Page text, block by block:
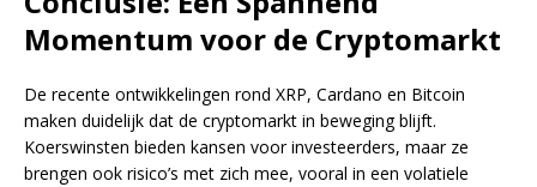
Momentum voor de Cryptomarkt
De recente ontwikkelingen rond XRP, Cardano en Bitcoin
maken duidelijk dat de cryptomarkt in beweging blijft.
Koerswinsten bieden kansen voor investeerders, maar ze
brengen ook risico’s met zich mee, vooral in een volatiele